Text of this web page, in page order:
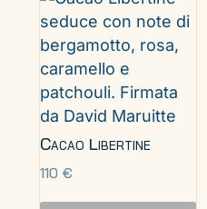
Cacao Libertine
110 €